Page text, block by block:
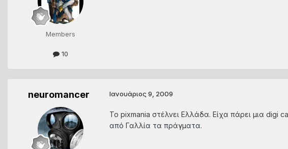
Members
10
neuromancer Ιανουάριος 9, 2009
To pixmania στέλνει Ελλάδα. Είχα πάρει μια digi
από Γαλλία τα πράγματα.